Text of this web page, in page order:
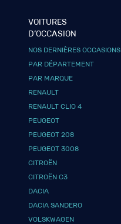
VOITURES
D’OCCASION
NOS DERNIÈRES OCCASIONS
PAR DÉPARTEMENT
PAR MARQUE
RENAULT
RENAULT CLIO 4
PEUGEOT
PEUGEOT 208
PEUGEOT 3008
CITROËN
CITROËN C3
DACIA
DACIA SANDERO
VOLSKWAGEN